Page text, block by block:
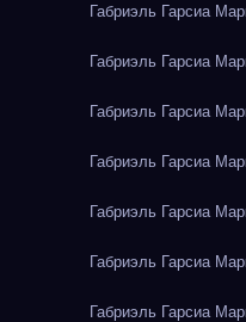
Габриэль Гарсиа
Габриэль Гарсиа
Габриэль Гарсиа
Габриэль Гарсиа
Габриэль Гарсиа
Габриэль Гарсиа
Габриэль Гарсиа